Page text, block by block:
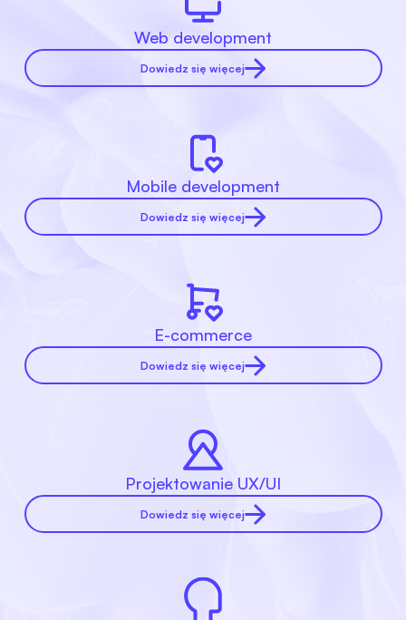
Web development
Dowiedz się więcej
Mobile development
Dowiedz się więcej
E-commerce
Dowiedz się więcej
Projektowanie UX/UI
Dowiedz się więcej